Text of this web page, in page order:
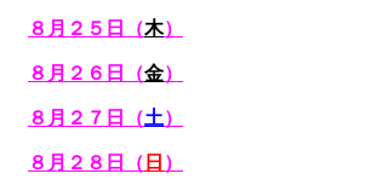
８月２５日（木）
８月２６日（金）
８月２７日（土）
８月２８日（ 日 ）